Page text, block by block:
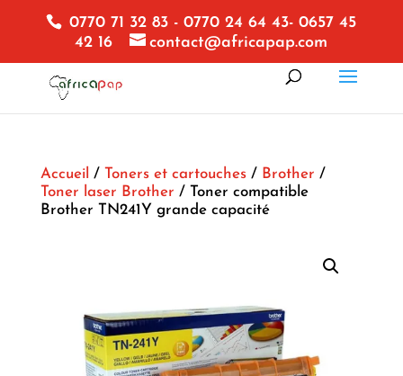
0770 71 32 83 - 0770 24 64 43- 0657 45
42 16
contact@africapap.com
Accueil / Toners et cartouches/ Brother /
Toner laser Brother / Toner compatible
Brother TN241Y grande capacité